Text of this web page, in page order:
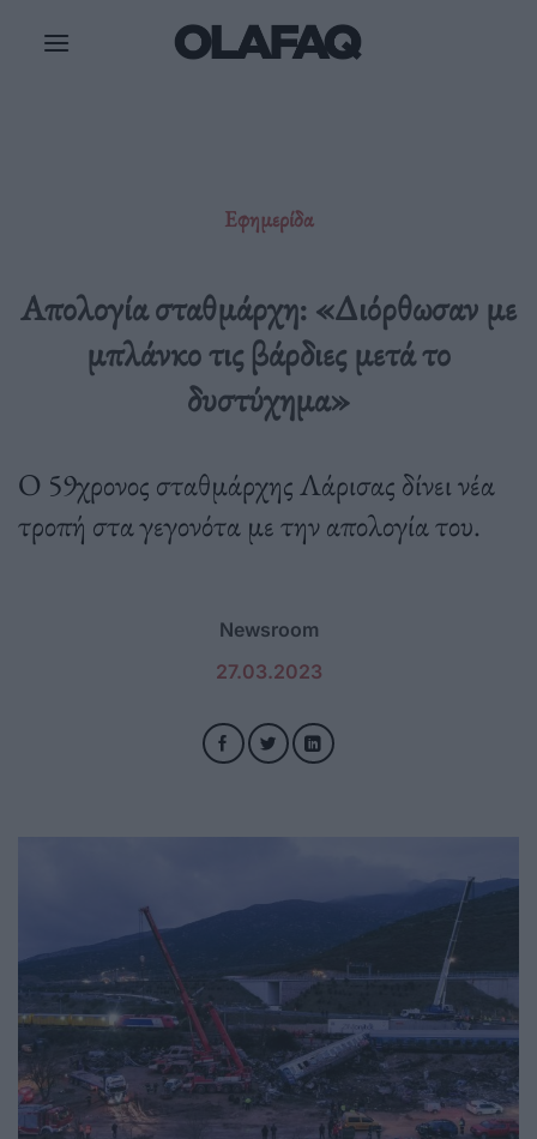
Εφημερίδα
Απολογία σταθμάρχη: «Διόρθωσαν με
μπλάνκο τις βάρδιες μετά το
δυστύχημα»
O 59χρονος σταθμάρχης Λάρισας δίνει νέα
τροπή στα γεγονότα με την απολογία του.
Newsroom
27.03.2023